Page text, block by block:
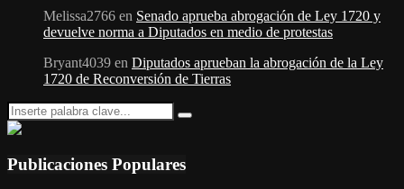
Melissa2766 en Senado aprueba abrogación de Ley 1720 y
devuelve norma a Diputados en medio de protestas
Bryant4039 en Diputados aprueban la abrogación de la Ley
1720 de Reconversión de Tierras
Search
for:
Search
Publicaciones Populares